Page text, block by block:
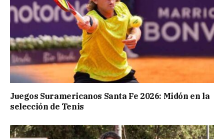
Juegos Suramericanos Santa Fe 2026: Midón en la
selección de Tenis